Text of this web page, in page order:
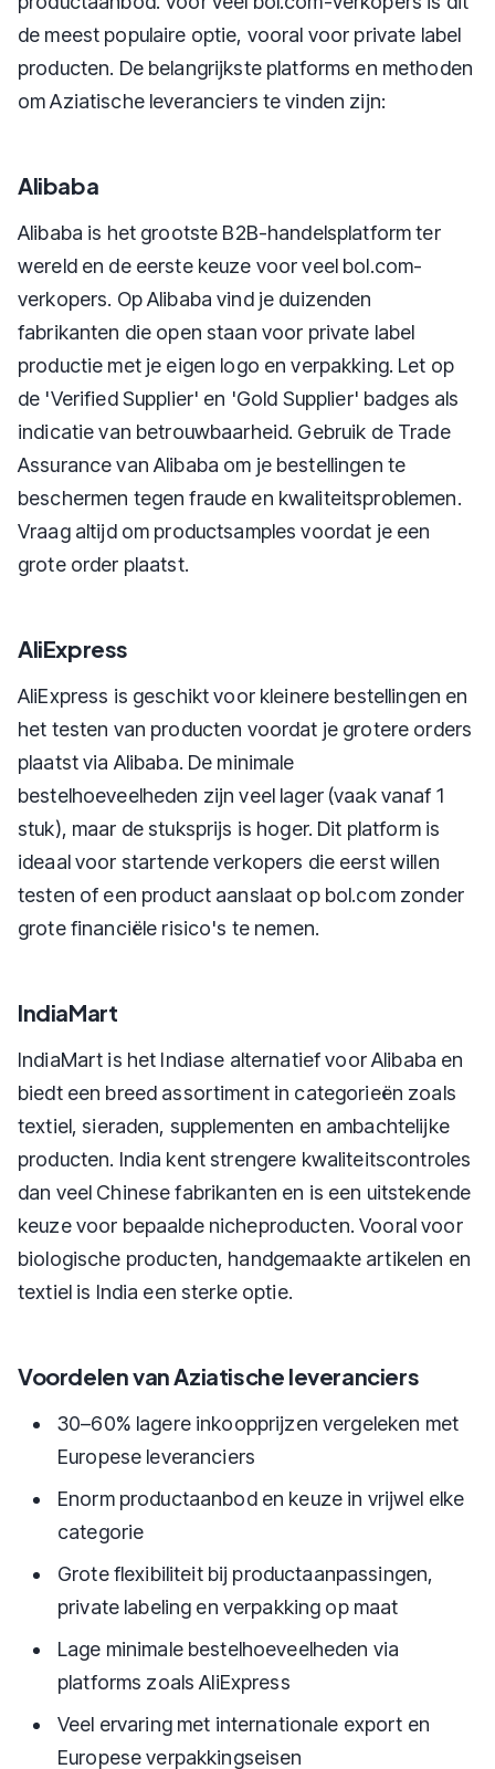
de meest populaire optie, vooral voor private label
producten. De belangrijkste platforms en methoden
om Aziatische leveranciers te vinden zijn:
Alibaba
Alibaba is het grootste B2B-handelsplatform ter
wereld en de eerste keuze voor veel bol.com-
verkopers. Op Alibaba vind je duizenden
fabrikanten die open staan voor private label
productie met je eigen logo en verpakking. Let op
de 'Verified Supplier' en 'Gold Supplier' badges als
indicatie van betrouwbaarheid. Gebruik de Trade
Assurance van Alibaba om je bestellingen te
beschermen tegen fraude en kwaliteitsproblemen.
Vraag altijd om productsamples voordat je een
grote order plaatst.
AliExpress
AliExpress is geschikt voor kleinere bestellingen en
het testen van producten voordat je grotere orders
plaatst via Alibaba. De minimale
bestelhoeveelheden zijn veel lager (vaak vanaf 1
stuk), maar de stuksprijs is hoger. Dit platform is
ideaal voor startende verkopers die eerst willen
testen of een product aanslaat op bol.com zonder
grote financiële risico's te nemen.
IndiaMart
IndiaMart is het Indiase alternatief voor Alibaba en
biedt een breed assortiment in categorieën zoals
textiel, sieraden, supplementen en ambachtelijke
producten. India kent strengere kwaliteitscontroles
dan veel Chinese fabrikanten en is een uitstekende
keuze voor bepaalde nicheproducten. Vooral voor
biologische producten, handgemaakte artikelen en
textiel is India een sterke optie.
Voordelen van Aziatische leveranciers
30–60% lagere inkoopprijzen vergeleken met
Europese leveranciers
Enorm productaanbod en keuze in vrijwel elke
categorie
Grote flexibiliteit bij productaanpassingen,
private labeling en verpakking op maat
Lage minimale bestelhoeveelheden via
platforms zoals AliExpress
Veel ervaring met internationale export en
Europese verpakkingseisen